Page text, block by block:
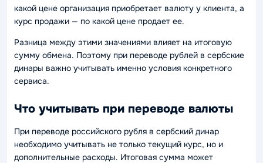
какой цене организация приобретает валюту у клиента, а
курс продажи — по какой цене продает ее.
Разница между этими значениями влияет на итоговую
сумму обмена. Поэтому при переводе рублей в сербские
динары важно учитывать именно условия конкретного
сервиса.
Что учитывать при переводе валюты
При переводе российского рубля в сербский динар
необходимо учитывать не только текущий курс, но и
дополнительные расходы. Итоговая сумма может